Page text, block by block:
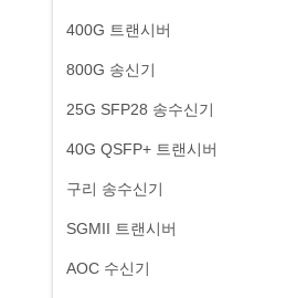
400G 트랜시버
800G 송신기
25G SFP28 송수신기
40G QSFP+ 트랜시버
구리 송수신기
SGMII 트랜시버
AOC 수신기